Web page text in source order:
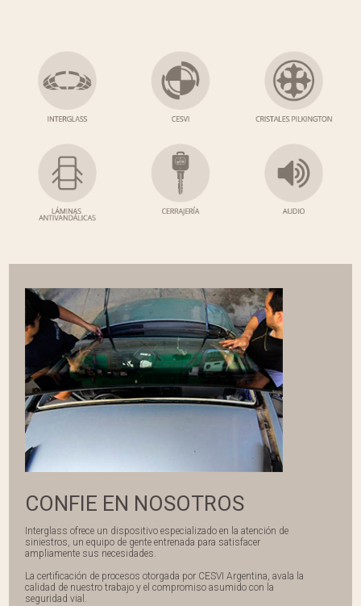
CONFIE EN NOSOTROS
Interglass ofrece un dispositivo especializado en la atención de
siniestros, un equipo de gente entrenada para satisfacer
ampliamente sus necesidades.
La certificación de procesos otorgada por CESVI Argentina, avala la
calidad de nuestro trabajo y el compromiso asumido con la
seguridad vial.